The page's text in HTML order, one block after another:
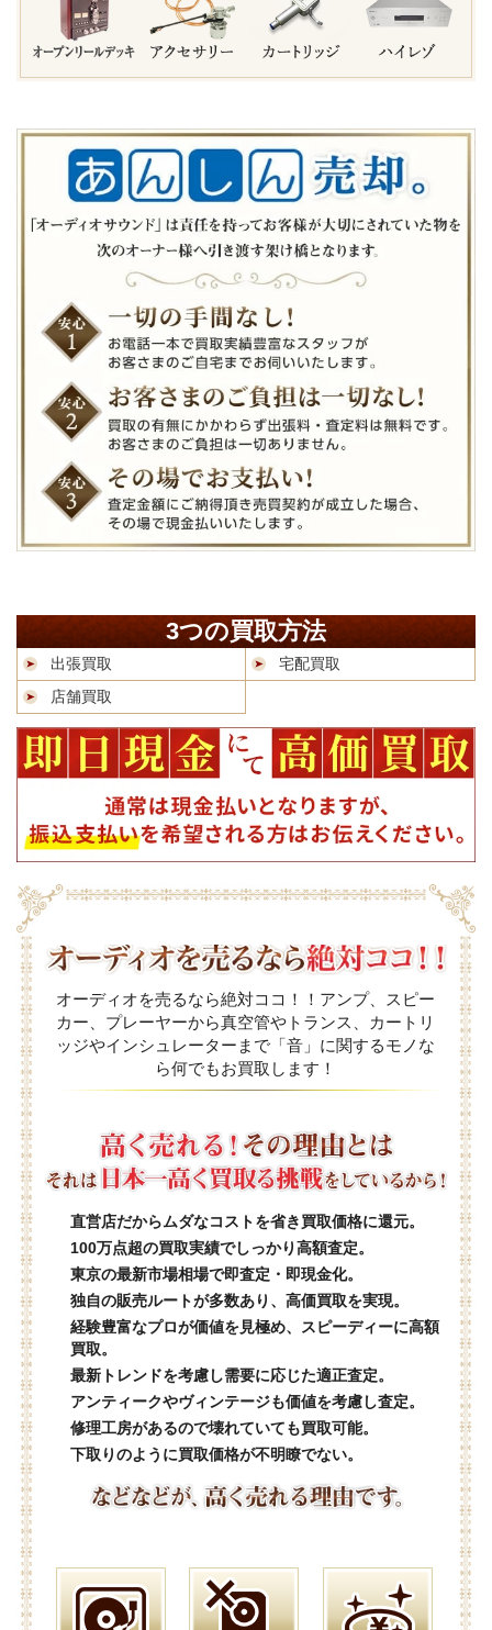
3つの買取方法
出張買取
宅配買取
店舗買取
オーディオを売るなら絶対ココ！！アンプ、スピー
カー、プレーヤーから真空管やトランス、カートリ
ッジやインシュレーターまで「音」に関するモノな
ら何でもお買取します！
直営店だからムダなコストを省き買取価格に還元。
100万点超の買取実績でしっかり高額査定。
東京の最新市場相場で即査定・即現金化。
独自の販売ルートが多数あり、高価買取を実現。
経験豊富なプロが価値を見極め、スピーディーに高額
買取。
最新トレンドを考慮し需要に応じた適正査定。
アンティークやヴィンテージも価値を考慮し査定。
修理工房があるので壊れていても買取可能。
下取りのように買取価格が不明瞭でない。